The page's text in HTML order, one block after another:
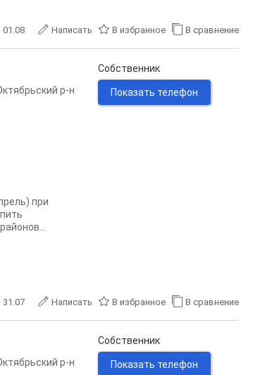
01.08 Написать В избранное В сравнение
р-н
при
Собственник
Показать телефон
31.07 Написать В избранное В сравнение
р-н
Собственник
Показать телефон